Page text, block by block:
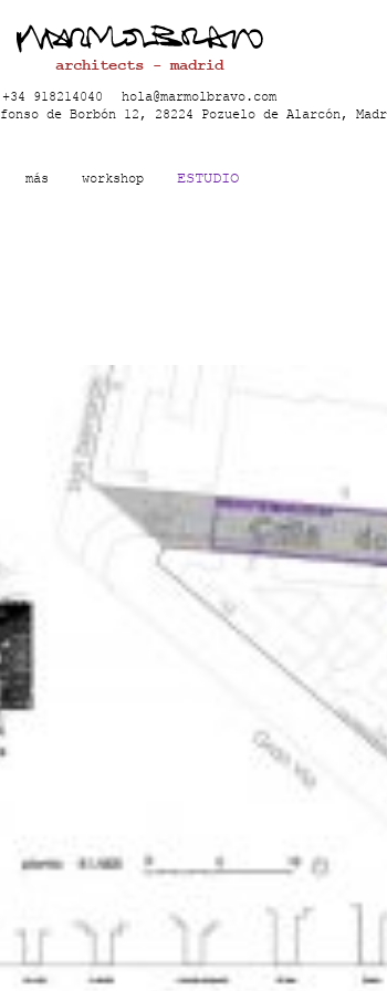
architects - madrid
+34 918214040
hola@marmolbravo.com
de Borbón 12, 28224 Pozuelo de Alarcón,
más workshop ESTUDIO